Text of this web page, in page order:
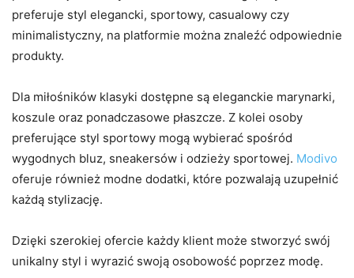
preferuje styl elegancki, sportowy, casualowy czy
minimalistyczny, na platformie można znaleźć odpowiednie
produkty.
Dla miłośników klasyki dostępne są eleganckie marynarki,
koszule oraz ponadczasowe płaszcze. Z kolei osoby
preferujące styl sportowy mogą wybierać spośród
wygodnych bluz, sneakersów i odzieży sportowej. Modivo
oferuje również modne dodatki, które pozwalają uzupełnić
każdą stylizację.
Dzięki szerokiej ofercie każdy klient może stworzyć swój
unikalny styl i wyrazić swoją osobowość poprzez modę.